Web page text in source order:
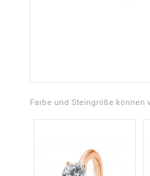
Farbe und Steingröße können